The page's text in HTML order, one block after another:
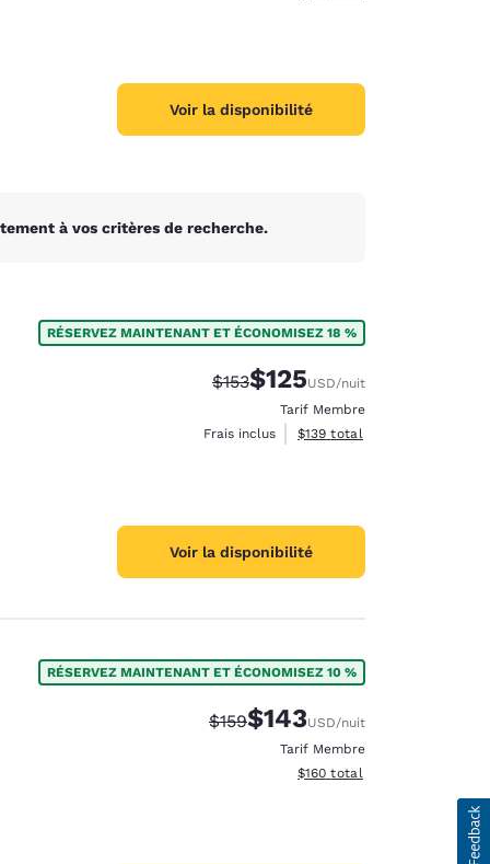
Voir la disponibilité
à vos critères de recherche.
RÉSERVEZ MAINTENANT ET ÉCONOMISEZ 18 %
Tarif barré :
$153Tarif réduit :
$125USD/nuit
Tarif Membre
Frais inclus
Afficher les détails du total
$139 total
Voir la disponibilité
RÉSERVEZ MAINTENANT ET ÉCONOMISEZ 10 %
Tarif barré :
$159Tarif réduit :
$143USD/nuit
Tarif Membre
Afficher les détails du total
$160 total